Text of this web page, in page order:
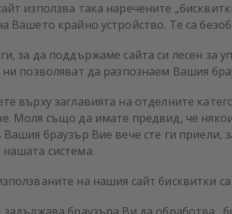
използва така наречените
Вашето крайно устройство. Те са
за да поддържаме сайта си лесен за
ни позволяват да разпознаем Вашия
върху заглавията на отделните
Моля също да имате предвид, че
Вашия браузър Вие вече сте ги
система.
на нашия сайт бисквитки са